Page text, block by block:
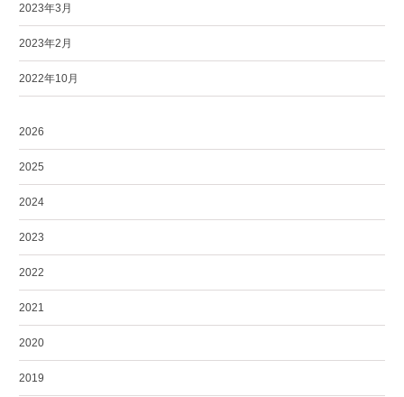
2023年3月
2023年2月
2022年10月
2026
2025
2024
2023
2022
2021
2020
2019